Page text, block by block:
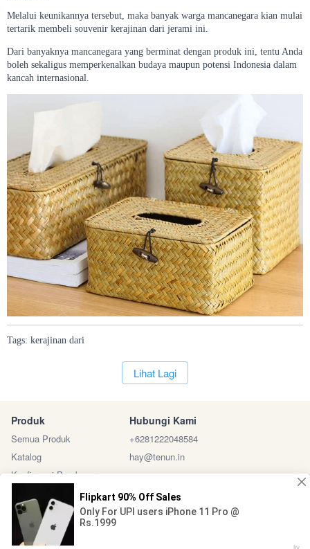
Melalui keunikannya tersebut, maka banyak warga mancanegara kian mulai
tertarik membeli souvenir kerajinan dari jerami ini.
Dari banyaknya mancanegara yang berminat dengan produk ini, tentu Anda
boleh sekaligus memperkenalkan budaya maupun potensi Indonesia dalam
kancah internasional.
Tags: kerajinan dari
`Lihat Lagi
Produk
Semua Produk
Katalog
Konfirmasi Pembayaran
Hubungi Kami
+6281222048584
hay@tenun.in
Sosial Media Marketplace